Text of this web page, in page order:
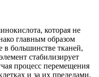
которая не
главным образом
в большинстве тканей,
стабилизирует
процесс перемещения
и за их пределами.